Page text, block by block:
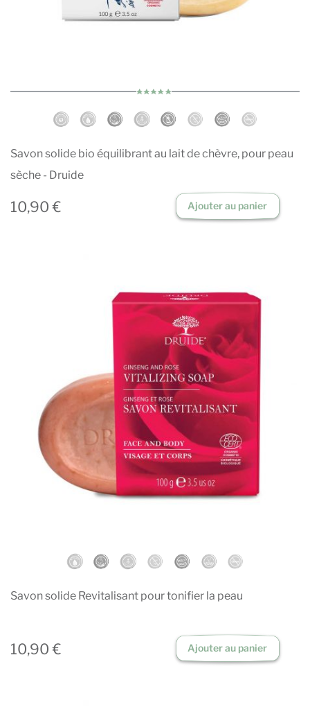
Savon solide bio équilibrant au lait de chèvre, pour peau
sèche - Druide
10,90 € Ajouter au panier
Savon solide Revitalisant pour tonifier la peau
10,90 € Ajouter au panier